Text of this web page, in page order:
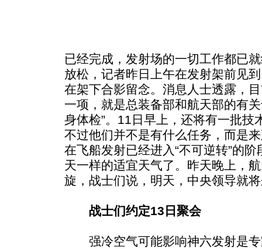
已经完成，发射场的一切工作都已
放松，记者昨日上午在发射架前见
在架下合影留念。消息人士透露，
一项，就是总装备部和航天部的有
身体检”。11日早上，还将有一批技
不过他们并不是有什么任务，而是
在飞船发射已经进入“不可逆转”的
天一样的适宜天气了。昨天晚上，
旋，战士们说，明天，中央领导就
战士们约定13日聚会
强冷空气可能影响神六发射是专